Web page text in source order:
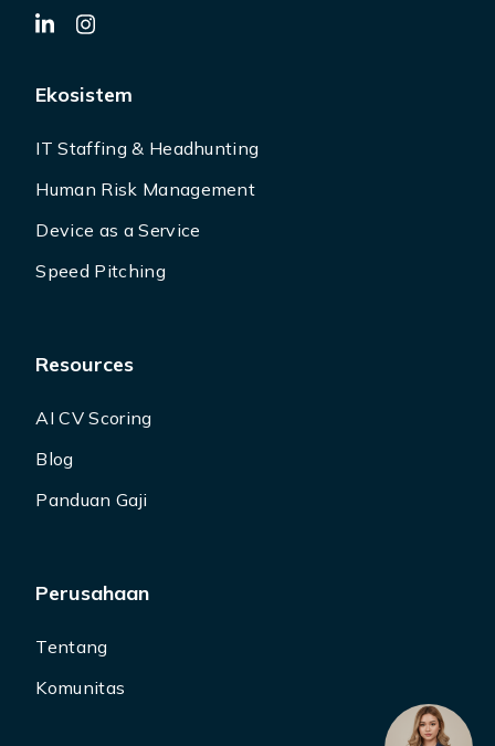
Ekosistem
IT Staffing & Headhunting
Human Risk Management
Device as a Service
Speed Pitching
Resources
AI CV Scoring
Blog
Panduan Gaji
Perusahaan
Tentang
Komunitas